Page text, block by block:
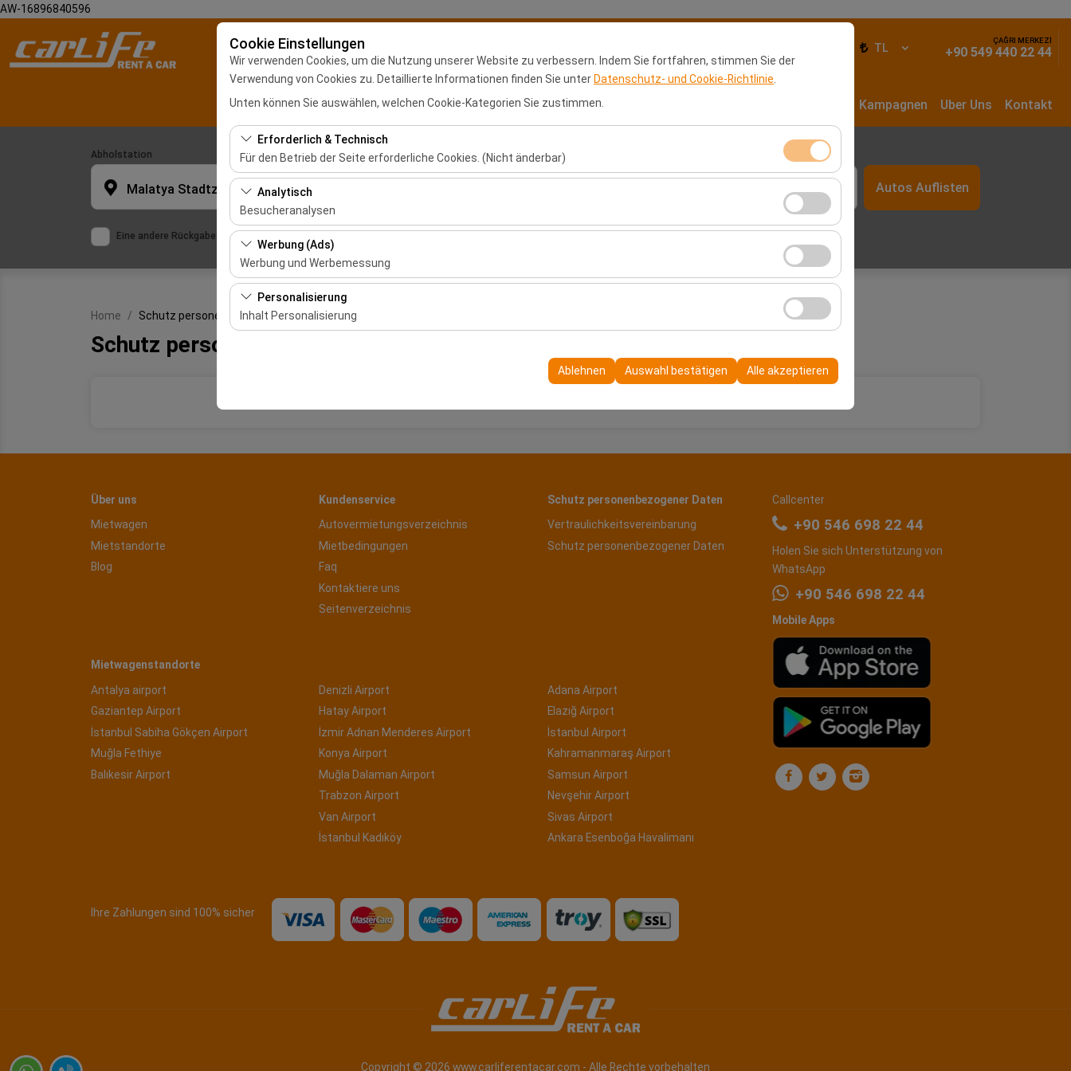
AW-16896840596
Cookie Einstellungen
Wir verwenden Cookies, um die Nutzung unserer Website zu verbessern. Indem Sie fortfahren, stimmen Sie der
Verwendung von Cookies zu. Detaillierte Informationen finden Sie unter Datenschutz- und Cookie-Richtlinie
Unten können Sie auswählen, welchen Cookie-Kategorien Sie zustimmen.
Erforderlich & Technisch
Für den Betrieb der Seite erforderliche Cookies. (Nicht änderbar)
Diese Cookies sind für das ordnungsgemäße Funktionieren der Website, die Sicherheit, die Sitzungsverwaltung
und grundlegende Funktionen erforderlich. Sie können nicht deaktiviert werden.
Analytisch
Besucheranalysen
Diese Cookies ermöglichen es uns, zu analysieren, wie unsere Website genutzt wird (Besucherzahl,
meistbesuchte Seiten, Nutzerverhalten). Diese Daten werden verwendet, um die Leistung der Website zu messen
und die Benutzererfahrung kontinuierlich zu verbessern.
Werbung (Ads)
Werbung und Werbemessung
Diese Cookies ermöglichen es uns, Ihnen auf Ihre Interessen abgestimmte personalisierte Werbung anzuzeigen
und die Wirksamkeit unserer Werbekampagnen zu messen (Impressionen, Klickrate).
Personalisierung
Inhalt Personalisierung
sicherzustellen, indem Ihre Benutzeroberflächeneinstellungen, Sprachpräferenzen und andere Konfigurationen
Ablehnen Auswahl bestätigen Alle akzeptieren
TL
ÇAĞRI MERKEZİ
+90 549 440 22 44
Anasayfa Mietstandorte Franchise-Antrag Kampagnen Uber Uns Kontakt
Abholstation
Malatya Stadtzentrum
Eine andere Rückgabestation auswählen
Abholdatum & Zeit
Autos Auflisten
Home Schutz personenbezogener Daten
Schutz personenbezogener Daten
Über uns
Mietwagen
Mietstandorte
Blog
Kundenservice
Autovermietungsverzeichnis
Mietbedingungen
Faq
Kontaktiere uns
Seitenverzeichnis
Schutz personenbezogener Daten
Vertraulichkeitsvereinbarung
Schutz personenbezogener Daten
Mietwagenstandorte
Antalya airport
Gaziantep Airport
İstanbul Sabiha Gökçen Airport
Muğla Fethiye
Balıkesir Airport
Denizli Airport
Hatay Airport
İzmir Adnan Menderes Airport
Konya Airport
Muğla Dalaman Airport
Trabzon Airport
Van Airport
İstanbul Kadıköy
Adana Airport
Elazığ Airport
İstanbul Airport
Kahramanmaraş Airport
Samsun Airport
Nevşehir Airport
Sivas Airport
Ankara Esenboğa Havalimanı
Callcenter
+90 546 698 22 44
Holen Sie sich Unterstützung von
WhatsApp
+90 546 698 22 44
Mobile Apps
Ihre Zahlungen sind 100% sicher
Copyright © 2026 www.carliferentacar.com - Alle Rechte vorbehalten